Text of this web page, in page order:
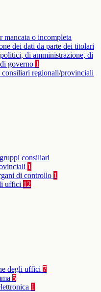
mancata o incompleta
dei dati da parte dei titolari
di amministrazione, di
governo 1
regionali/provinciali
consiliari
1
di controllo 1
uffici 12
degli uffici 7
5
1